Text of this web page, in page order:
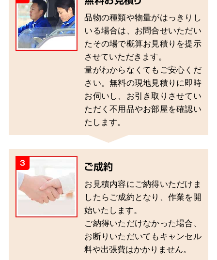
品物の種類や物量がはっきりし
いる場合は、お問合せいただい
たその場で概算お見積りを提示
させていただきます。
量がわからなくてもご安心くだ
さい。無料の現地見積りに即時
お伺いし、お引き取りさせてい
ただく不用品やお部屋を確認い
たします。
3 ご成約
お見積内容にご納得いただけま
したらご成約となり、作業を開
始いたします。
ご納得いただけなかった場合、
お断りいただいてもキャンセル
料や出張費はかかりません。